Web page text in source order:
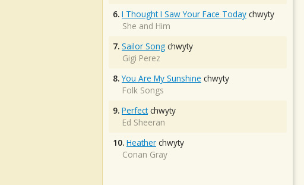
6. I Thought I Saw Your Face Today chwyty
She and Him
7. Sailor Song chwyty
Gigi Perez
8. You Are My Sunshine chwyty
Folk Songs
9. Perfectchwyty
Ed Sheeran
10. Heather chwyty
Conan Gray